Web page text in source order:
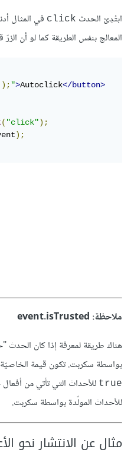
ابتُدِئ الحدث click في المثال
المعالج بنفس الطريقة كما لو أن الزرّ
); ">Autoclick</button>
( "click");
);
ملاحظة: event.isTrusted
هناك طريقة لمعرفة إذا كان الحدث
بواسطة سكربت. تكون قيمة الخاصيّة
true للأحداث التي تأتي من
للأحداث المولّدة بواسطة سكربت.
مثال عن الانتشار نحو